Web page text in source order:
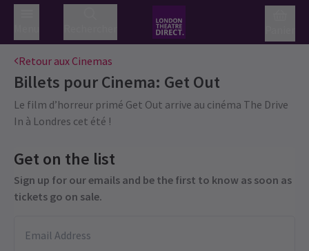
Retour aux Cinemas
Billets pourCinema: Get Out
Le film d’horreur primé Get Out arrive au cinéma The Drive
In à Londres cet été !
Get on the list
Sign up for our emails and be the first to know as soon as
tickets go on sale.